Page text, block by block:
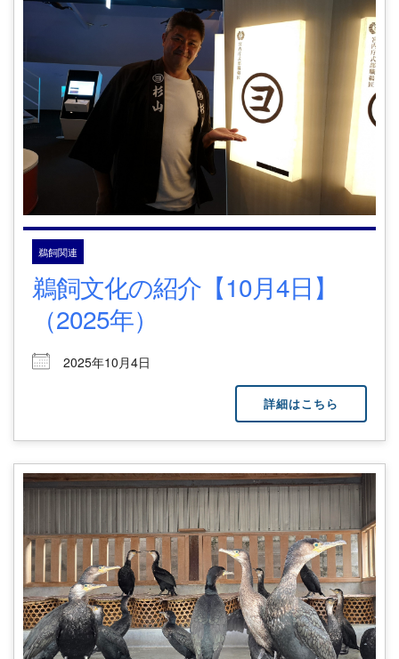
鵜飼関連
鵜飼文化の紹介【10月4日】
（2025年）
2025年10月4日
詳細はこちら